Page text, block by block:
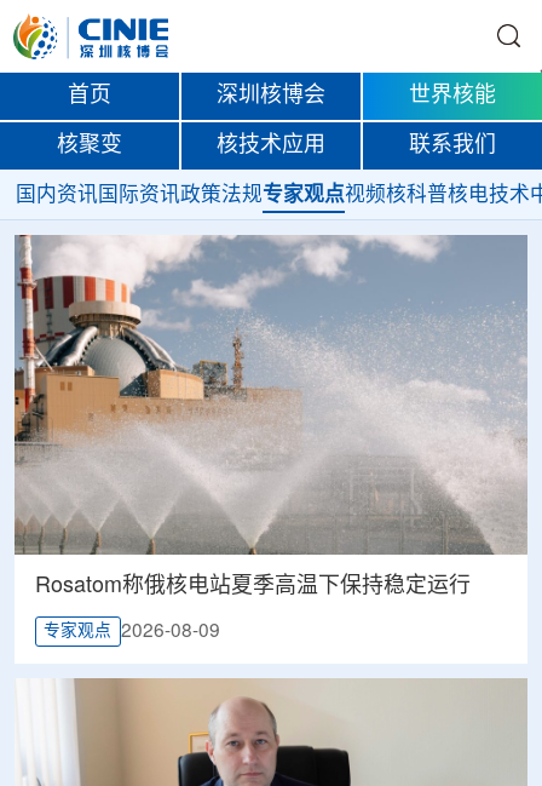
首页 深圳核博会 世界核能
核聚变 核技术应用 联系我们
国内资讯 国际资讯政策法规专家观点视频核科普核电技术
Rosatom称俄核电站夏季高温下保持稳定运行
专家观点 2026-08-09